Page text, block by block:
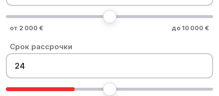
от 2 000 € до 10 000 €
Срок рассрочки